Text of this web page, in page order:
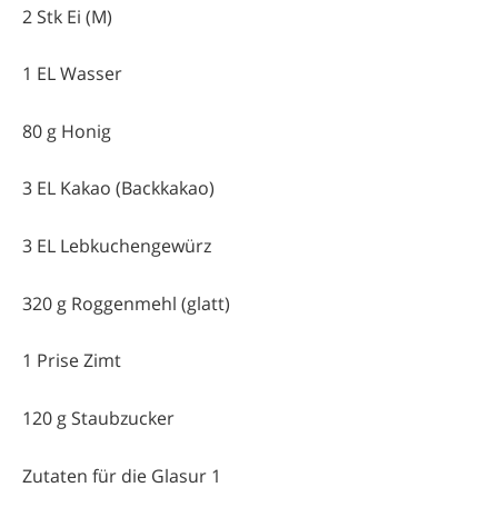
2 Stk Ei (M)
1 EL Wasser
80 g Honig
3 EL Kakao (Backkakao)
3 EL Lebkuchengewürz
320 g Roggenmehl (glatt)
1 Prise Zimt
120 g Staubzucker
Zutaten für die Glasur 1